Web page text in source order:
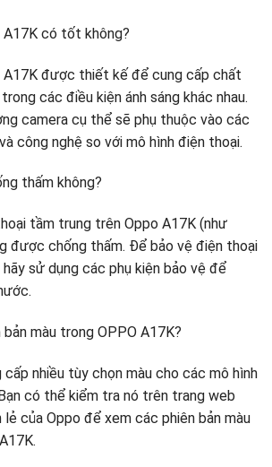
A17K có tốt không?
A17K được thiết kế để cung cấp chất
các điều kiện ánh sáng khác nhau.
camera cụ thể sẽ phụ thuộc vào các
công nghệ so với mô hình điện thoại.
thấm không?
tầm trung trên Oppo A17K (như
được chống thấm. Để bảo vệ điện thoại
sử dụng các phụ kiện bảo vệ để
bản màu trong OPPO A17K?
nhiều tùy chọn màu cho các mô hình
có thể kiểm tra nó trên trang web
lẻ của Oppo để xem các phiên bản màu